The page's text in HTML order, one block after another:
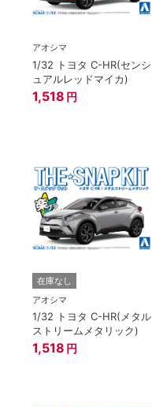
アオシマ
1/32 トヨタ C-HR(センシ
ュアルレッドマイカ)
1,518 円
在庫なし
アオシマ
1/32 トヨタ C-HR(メタル
ストリームメタリック)
1,518 円